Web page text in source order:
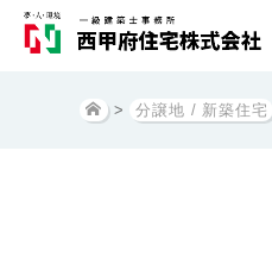
> 分譲地 / 新築住宅